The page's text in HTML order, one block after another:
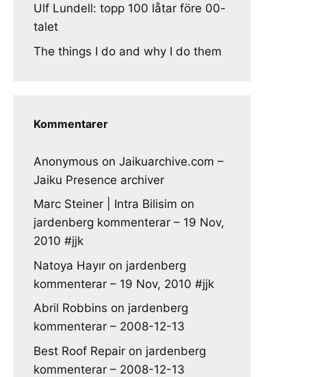
Ulf Lundell: topp 100 låtar före 00-
talet
The things I do and why I do them
Kommentarer
Anonymous on Jaikuarchive.com –
Jaiku Presence archiver
Marc Steiner | Intra Bilisim on
jardenberg kommenterar – 19 Nov,
2010 #jjk
Natoya Hayır on jardenberg
kommenterar – 19 Nov, 2010 #jjk
Abril Robbins on jardenberg
kommenterar – 2008-12-13
Best Roof Repair on jardenberg
kommenterar – 2008-12-13